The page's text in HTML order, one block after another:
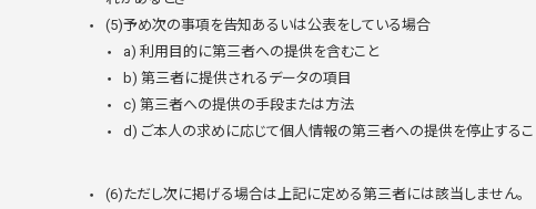
(5)予め次の事項を告知あるいは公表をしている場合
a) 利用目的に第三者への提供を含むこと
b) 第三者に提供されるデータの項目
c) 第三者への提供の手段または方法
d) ご本人の求めに応じて個人情報の第三者への提供を停止するこ
(6)ただし次に掲げる場合は上記に定める第三者には該当しません。